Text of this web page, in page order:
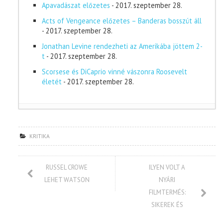
Apavadászat előzetes - 2017. szeptember 28.
Acts of Vengeance előzetes – Banderas bosszút áll
- 2017. szeptember 28.
Jonathan Levine rendezheti az Amerikába jöttem 2-
t - 2017. szeptember 28.
Scorsese és DiCaprio vinné vászonra Roosevelt
életét - 2017. szeptember 28.
KRITIKA
RUSSEL CROWE
LEHET WATSON
ILYEN VOLT A
NYÁRI
FILMTERMÉS:
SIKEREK ÉS